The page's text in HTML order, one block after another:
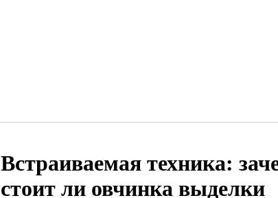
Встраиваемая техника:
стоит ли овчинка выделки